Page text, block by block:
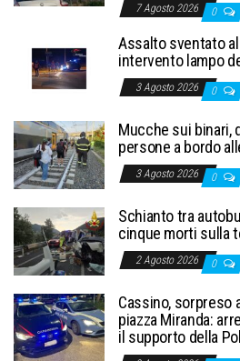
7 Agosto 2026 0
Assalto sventato
intervento lampo
3 Agosto 2026 0
Mucche sui binari,
persone a bordo
3 Agosto 2026 0
Schianto tra
cinque morti sulla
2 Agosto 2026 0
Cassino, sorpreso
piazza Miranda:
il supporto della